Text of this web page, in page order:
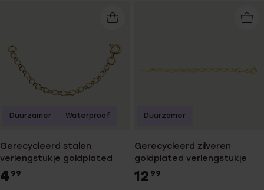
Gerecycleerd stalen
verlengstukje goldplated
4 99
Duurzamer Waterproof
Gerecycleerd zilveren
goldplated verlengstukje
12 99
Duurzamer